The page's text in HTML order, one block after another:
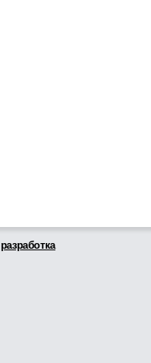
разработка